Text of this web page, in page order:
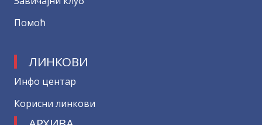
Помоћ
ЛИНКОВИ
Инфо центар
Корисни линкови